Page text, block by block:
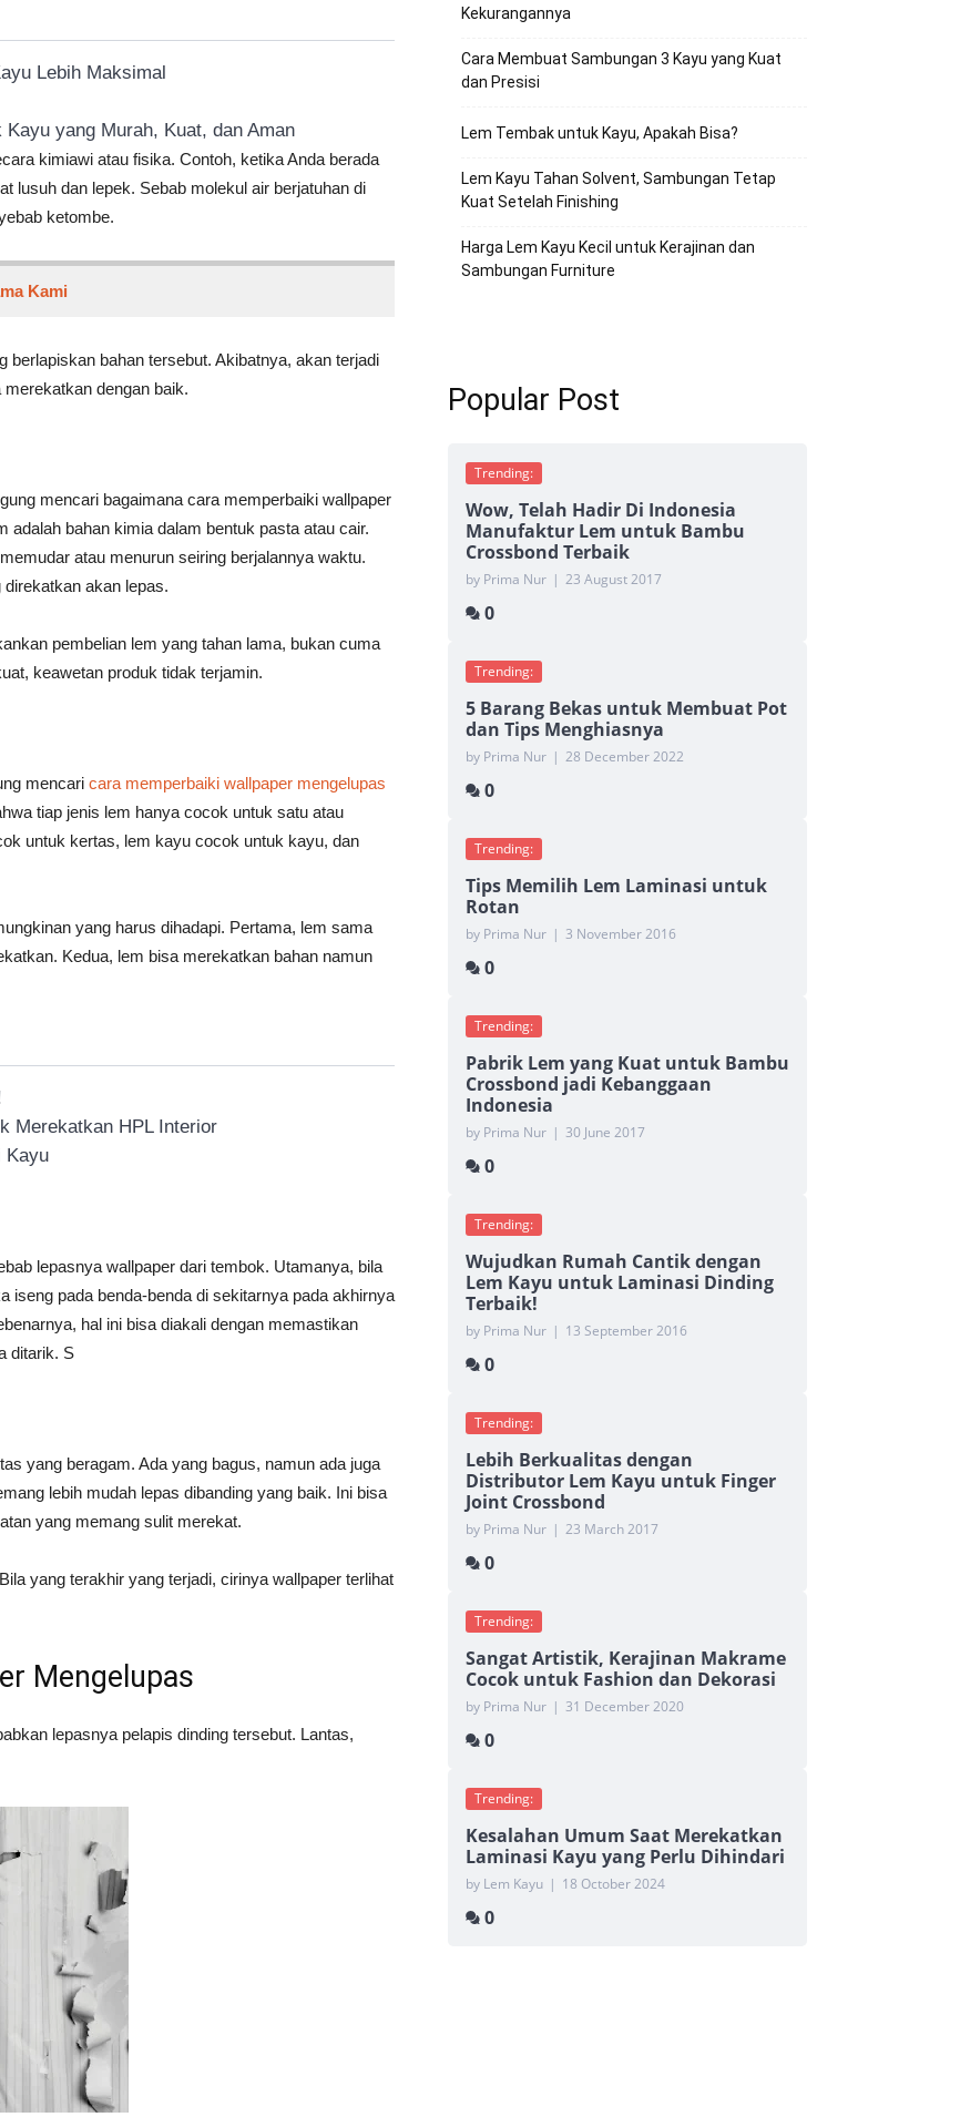
Lebih Maksimal
yang Murah, Kuat, dan Aman
kimiawi atau fisika. Contoh, ketika Anda berada
lusuh dan lepek. Sebab molekul air berjatuhan di
ketombe.
Kami
berlapiskan bahan tersebut. Akibatnya, akan terjadi
dengan baik.
mencari bagaimana cara memperbaiki wallpaper
adalah bahan kimia dalam bentuk pasta atau cair.
atau menurun seiring berjalannya waktu.
akan lepas.
pembelian lem yang tahan lama, bukan cuma
keawetan produk tidak terjamin.
mencari cara memperbaiki wallpaper mengelupas
tiap jenis lem hanya cocok untuk satu atau
untuk kertas, lem kayu cocok untuk kayu, dan
yang harus dihadapi. Pertama, lem sama
Kedua, lem bisa merekatkan bahan namun
Merekatkan HPL Interior
Kayu
lepasnya wallpaper dari tembok. Utamanya, bila
iseng pada benda-benda di sekitarnya pada akhirnya
hal ini bisa diakali dengan memastikan
ditarik. S
yang beragam. Ada yang bagus, namun ada juga
lebih mudah lepas dibanding yang baik. Ini bisa
yang memang sulit merekat.
yang terakhir yang terjadi, cirinya wallpaper terlihat
Mengelupas
lepasnya pelapis dinding tersebut. Lantas,
Kekurangannya
Cara Membuat Sambungan 3 Kayu yang Kuat
dan Presisi
Lem Tembak untuk Kayu, Apakah Bisa?
Lem Kayu Tahan Solvent, Sambungan Tetap
Kuat Setelah Finishing
Harga Lem Kayu Kecil untuk Kerajinan dan
Sambungan Furniture
Popular Post
Trending:
Wow, Telah Hadir Di Indonesia
Manufaktur Lem untuk Bambu
Crossbond Terbaik
by Prima Nur | 23 August 2017
0
Trending:
5 Barang Bekas untuk Membuat Pot
dan Tips Menghiasnya
by Prima Nur | 28 December 2022
0
Trending:
Tips Memilih Lem Laminasi untuk
Rotan
by Prima Nur | 3 November 2016
0
Trending:
Pabrik Lem yang Kuat untuk Bambu
Crossbond jadi Kebanggaan
Indonesia
by Prima Nur | 30 June 2017
0
Trending:
Wujudkan Rumah Cantik dengan
Lem Kayu untuk Laminasi Dinding
Terbaik!
by Prima Nur | 13 September 2016
0
Trending:
Lebih Berkualitas dengan
Distributor Lem Kayu untuk Finger
Joint Crossbond
by Prima Nur | 23 March 2017
0
Trending:
Sangat Artistik, Kerajinan Makrame
Cocok untuk Fashion dan Dekorasi
by Prima Nur | 31 December 2020
0
Trending:
Kesalahan Umum Saat Merekatkan
Laminasi Kayu yang Perlu Dihindari
by Lem Kayu | 18 October 2024
0